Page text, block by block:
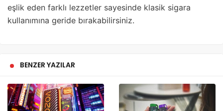
eşlik eden farklı lezzetler sayesinde klasik sigara
kullanımına geride bırakabilirsiniz.
BENZER YAZILAR